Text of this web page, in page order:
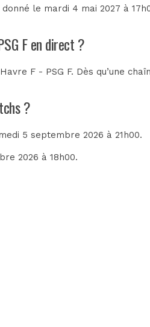
le mardi 4 mai 2027 à
F en direct ?
F - PSG F. Dès qu’une
?
5 septembre 2026 à 21h00.
2026 à 18h00.